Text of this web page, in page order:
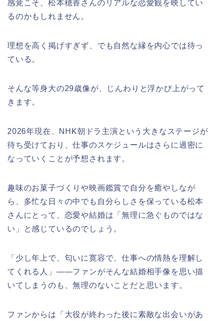
感覚こそ、松本穂香さんのリアルな恋愛観を映してい
るのかもしれません。
理想を高く掲げすぎず、でも自然な縁を内心では待っ
ている。
そんな等身大の29歳像が、じんわりと浮かび上がって
きます。
2026年現在、NHK朝ドラ主演という大きなステージが
待ち受けており、仕事のスケジュールはさらに過密に
なっていくことが予想されます。
趣味のお菓子づくりや映画鑑賞で自分を癒やしなが
ら、多忙な日々の中でも自分らしさを保っている松本
さんにとって、恋愛や結婚は「無理に急ぐものではな
い」と感じているのでしょう。
「少し年上で、匂いに寛容で、仕事への情熱を理解し
てくれる人」——ファンがそんな結婚相手像を思い描
いてしまうのも、無理のないことだと思います。
ファンからは「大役が終わった後に素敵な出会いがあ